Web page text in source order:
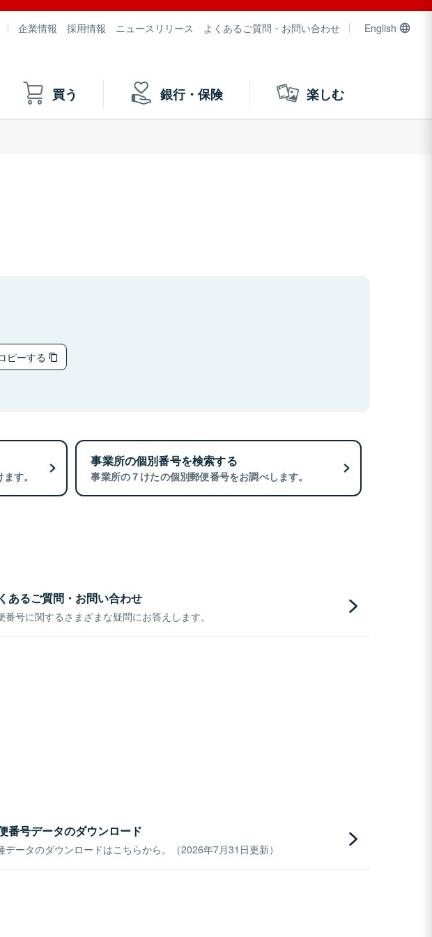
企業情報 採用情報 ニュースリリース よくあるご質問・お問い合わせ English
買う 銀行・保険 楽しむ
ピーする
す。
事業所の個別番号を検索する
事業所の７けたの個別郵便番号をお調べします。
あるご質問・お問い合わせ
番号に関するさまざまな疑問にお答えします。
番号データのダウンロード
データのダウンロードはこちらから。（2026年7月31日更新）